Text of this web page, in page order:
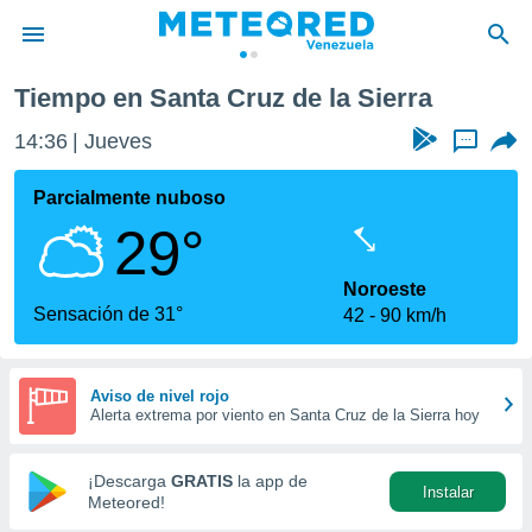
de
ha
que se
calidad.
a este
las
forma
digital
basada
Tiempo en Santa Cruz de la Sierra
14:36 Jueves ...
Parcialmente nuboso
29°
Sensación de 31°
Noroeste
42
90 km/h
Aviso de nivel rojo
Alerta extrema por viento en Santa Cruz de la Sierra hoy
¡Descarga GRATIS la app de
Meteored!
Instalar